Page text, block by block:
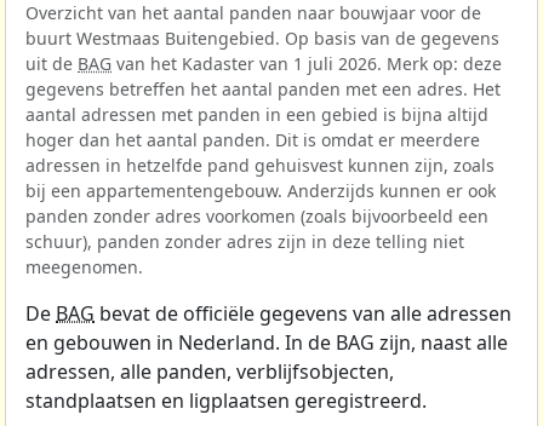
Overzicht van het aantal panden naar bouwjaar voor de
buurt Westmaas Buitengebied. Op basis van de gegevens
uit de BAG van het Kadaster van 1 juli 2026. Merk op: deze
gegevens betreffen het aantal panden met een adres. Het
aantal adressen met panden in een gebied is bijna altijd
hoger dan het aantal panden. Dit is omdat er meerdere
adressen in hetzelfde pand gehuisvest kunnen zijn, zoals
bij een appartementengebouw. Anderzijds kunnen er ook
panden zonder adres voorkomen (zoals bijvoorbeeld een
schuur), panden zonder adres zijn in deze telling niet
meegenomen.
De BAG bevat de officiële gegevens van alle adressen
en gebouwen in Nederland. In de BAG zijn, naast alle
adressen, alle panden, verblijfsobjecten,
standplaatsen en ligplaatsen geregistreerd.